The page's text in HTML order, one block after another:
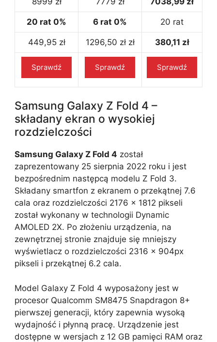
20 rat 0% 6 rat 0% 20 rat
449,95 zł 1296,50 zł zł 380,11 zł
Sprawdź Sprawdź Sprawdź
Samsung Galaxy Z Fold 4 –
składany ekran o wysokiej
rozdzielczości
Samsung Galaxy Z Fold 4 został
zaprezentowany 25 sierpnia 2022 roku i jest
bezpośrednim następcą modelu Z Fold 3.
Składany smartfon z ekranem o przekątnej 7.6
cala oraz rozdzielczości 2176 x 1812 pikseli
został wykonany w technologii Dynamic
AMOLED 2X. Po złożeniu urządzenia, na
zewnętrznej stronie znajduje się mniejszy
wyświetlacz o rozdzielczości 2316 x 904px
pikseli i przekątnej 6.2 cala.
Model Galaxy Z Fold 4 wyposażony jest w
procesor Qualcomm SM8475 Snapdragon 8+
pierwszej generacji, który zapewnia wysoką
wydajność i płynną pracę. Urządzenie jest
dostępne w wersjach z 12 GB pamięci RAM oraz